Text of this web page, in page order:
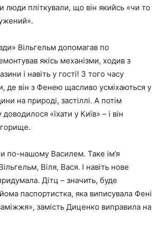
люди пліткували, що він якийсь «чи то
Вільгельм допомагав по
якісь механізми, ходив з
і навіть у гості! З того часу
де він з Фенею щасливо усміхаються у
на природі, застіллі. А потім
доводилося «їхати у Київ» – і він
по-нашому Василем. Таке ім’я
Віля, Вася. І навіть нове
Дітц – значить, буде
паспортистка, яка виписувала Фені
замість Диценко виправила на